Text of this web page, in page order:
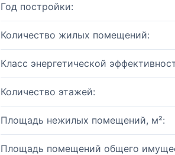
Год постройки:
Количество жилых помещений:
Класс энергетической
Количество этажей:
Площадь нежилых помещений, м²:
Площадь помещений общего